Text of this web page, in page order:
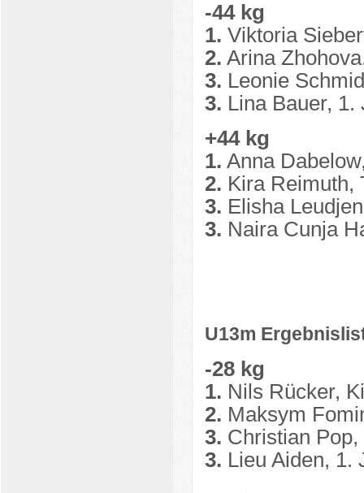
-44 kg
1. Viktoria
2. Arina
3. Leonie
3. Lina Bauer, 1.
+44 kg
1. Anna
2. Kira Reimuth,
3. Elisha
3. Naira Cunja
U13m
-28 kg
1. Nils Rücker,
2. Maksym
3. Christian
3. Lieu Aiden, 1.